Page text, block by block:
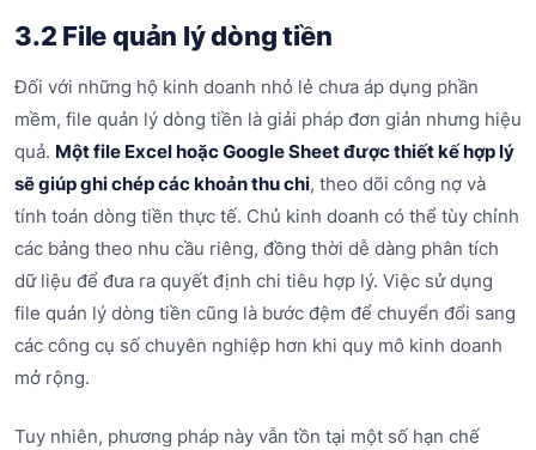
3.2 File quản lý dòng tiền
Đối với những hộ kinh doanh nhỏ lẻ chưa áp dụng phần
mềm, file quản lý dòng tiền là giải pháp đơn giản nhưng hiệu
quả. Một file Excel hoặc Google Sheet được thiết kế hợp lý
sẽ giúp ghi chép các khoản thu chi, theo dõi công nợ và
tính toán dòng tiền thực tế. Chủ kinh doanh có thể tùy chỉnh
các bảng theo nhu cầu riêng, đồng thời dễ dàng phân tích
dữ liệu để đưa ra quyết định chi tiêu hợp lý. Việc sử dụng
file quản lý dòng tiền cũng là bước đệm để chuyển đổi sang
các công cụ số chuyên nghiệp hơn khi quy mô kinh doanh
mở rộng.
Tuy nhiên, phương pháp này vẫn tồn tại một số hạn chế